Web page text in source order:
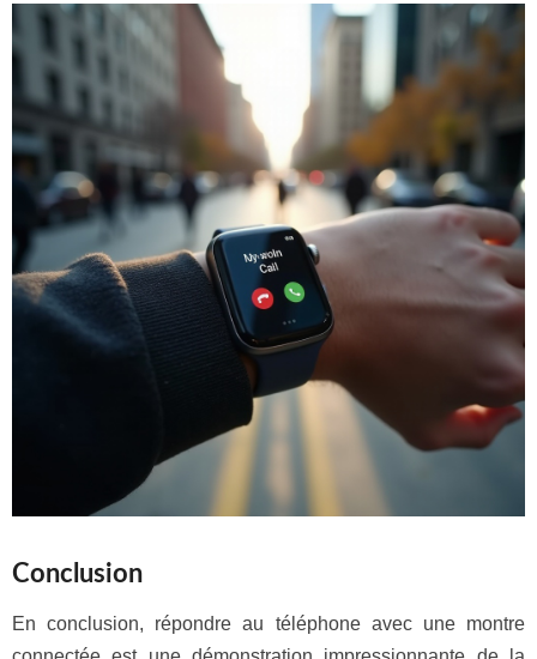
Conclusion
En conclusion, répondre au téléphone avec une montre